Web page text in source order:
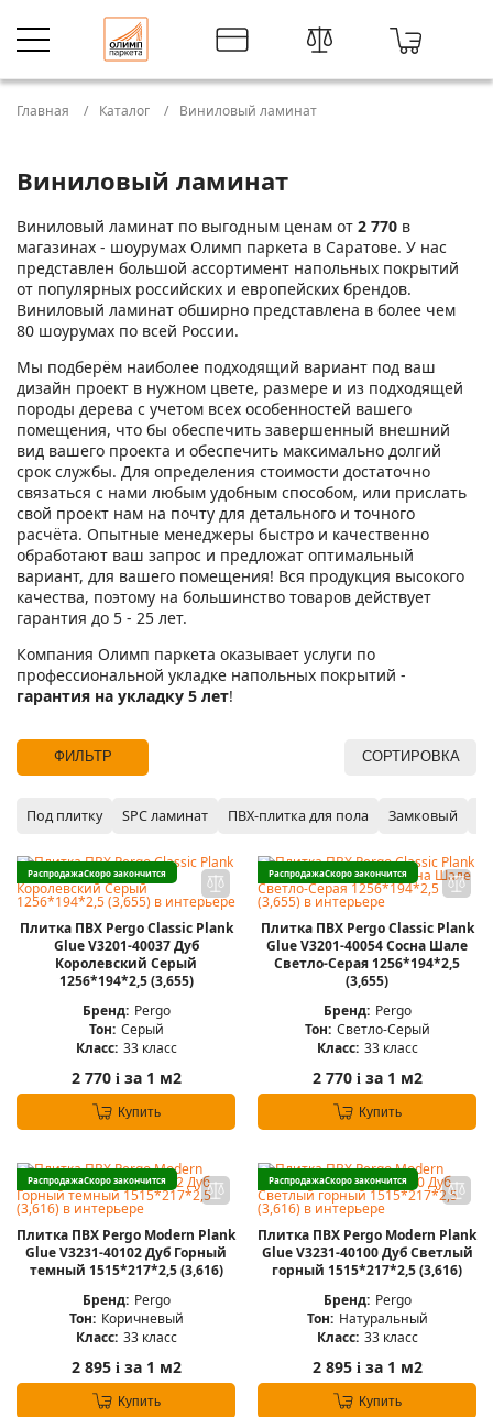
Главная Каталог Виниловый ламинат
Виниловый ламинат
Виниловый ламинат по выгодным ценам от 2 770 в
магазинах - шоурумах Олимп паркета в Саратове. У нас
представлен большой ассортимент напольных покрытий
от популярных российских и европейских брендов.
Виниловый ламинат обширно представлена в более чем
80 шоурумах по всей России.
Мы подберём наиболее подходящий вариант под ваш
дизайн проект в нужном цвете, размере и из подходящей
породы дерева с учетом всех особенностей вашего
помещения, что бы обеспечить завершенный внешний
вид вашего проекта и обеспечить максимально долгий
срок службы. Для определения стоимости достаточно
связаться с нами любым удобным способом, или прислать
свой проект нам на почту для детального и точного
расчёта. Опытные менеджеры быстро и качественно
обработают ваш запрос и предложат оптимальный
вариант, для вашего помещения! Вся продукция высокого
качества, поэтому на большинство товаров действует
гарантия до 5 - 25 лет.
Компания Олимп паркета оказывает услуги по
профессиональной укладке напольных покрытий -
гарантия на укладку 5 лет!
ФИЛЬТР СОРТИРОВКА
Под плитку SPC ламинат ПВХ-плитка для пола Замковый
РаспродажаСкоро закончится
Плитка ПВХ Pergo Classic Plank
Glue V3201-40037 Дуб
Королевский Серый
1256*194*2,5 (3,655)
Бренд: Pergo
Тон: Серый
Класс: 33 класс
2 770 iза 1 м2
Купить
РаспродажаСкоро закончится
Плитка ПВХ Pergo Classic Plank
Glue V3201-40054 Сосна Шале
Светло-Серая 1256*194*2,5
(3,655)
Бренд: Pergo
Тон: Светло-Серый
Класс: 33 класс
2 770 iза 1 м2
Купить
РаспродажаСкоро закончится
Плитка ПВХ Pergo Modern Plank
Glue V3231-40102 Дуб Горный
темный 1515*217*2,5 (3,616)
Бренд: Pergo
Тон: Коричневый
Класс: 33 класс
2 895 iза 1 м2
Купить
РаспродажаСкоро закончится
Плитка ПВХ Pergo Modern Plank
Glue V3231-40100 Дуб Светлый
горный 1515*217*2,5 (3,616)
Бренд: Pergo
Тон: Натуральный
Класс: 33 класс
2 895 iза 1 м2
Купить